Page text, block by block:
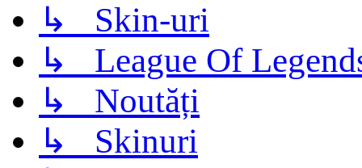
↳ Skin-uri
↳ League Of
↳ Noutăți
↳ Skinuri